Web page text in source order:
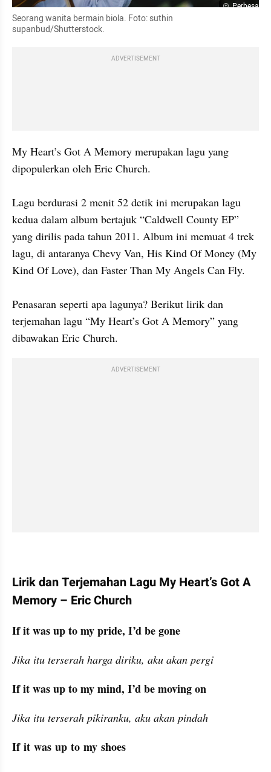
Perbesar
Seorang wanita bermain biola. Foto: suthin
supanbud/Shutterstock.
ADVERTISEMENT
My Heart’s Got A Memory merupakan lagu yang
dipopulerkan oleh Eric Church.
Lagu berdurasi 2 menit 52 detik ini merupakan lagu
kedua dalam album bertajuk “Caldwell County EP”
yang dirilis pada tahun 2011. Album ini memuat 4 trek
lagu, di antaranya Chevy Van, His Kind Of Money (My
Kind Of Love), dan Faster Than My Angels Can Fly.
Penasaran seperti apa lagunya? Berikut lirik dan
terjemahan lagu “My Heart’s Got A Memory” yang
dibawakan Eric Church.
ADVERTISEMENT
Lirik dan Terjemahan Lagu My Heart’s Got A
Memory – Eric Church
If it was up to my pride, I’d be gone
Jika itu terserah harga diriku, aku akan pergi
If it was up to my mind, I’d be moving on
Jika itu terserah pikiranku, aku akan pindah
If it was up to my shoes